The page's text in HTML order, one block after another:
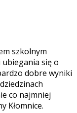
szkolnym
się o
dobre wyniki
co najmniej
Kłomnice.